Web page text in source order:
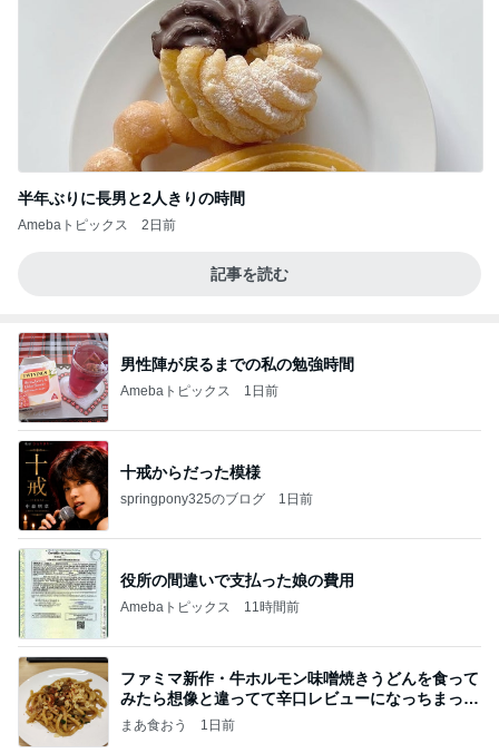
半年ぶりに長男と2人きりの時間
Amebaトピックス 2日前
記事を読む
男性陣が戻るまでの私の勉強時間
Amebaトピックス 1日前
十戒からだった模様
springpony325のブログ 1日前
役所の間違いで支払った娘の費用
Amebaトピックス 11時間前
ファミマ新作・牛ホルモン味噌焼きうどんを食って
みたら想像と違ってて辛口レビューになっちまった
話
まあ食おう 1日前